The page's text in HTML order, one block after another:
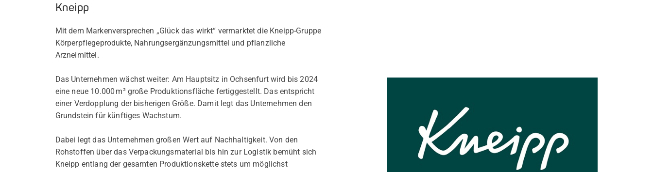
Kneipp
Mit dem Markenversprechen „Glück das wirkt“ vermarktet die Kneipp-Gruppe
Körperpflegeprodukte, Nahrungsergänzungsmittel und pflanzliche
Arzneimittel.
Das Unternehmen wächst weiter: Am Hauptsitz in Ochsenfurt wird bis 2024
eine neue 10.000 m² große Produktionsfläche fertiggestellt. Das entspricht
einer Verdopplung der bisherigen Größe. Damit legt das Unternehmen den
Grundstein für künftiges Wachstum.
Dabei legt das Unternehmen großen Wert auf Nachhaltigkeit. Von den
Rohstoffen über das Verpackungsmaterial bis hin zur Logistik bemüht sich
Kneipp entlang der gesamten Produktionskette stets um möglichst